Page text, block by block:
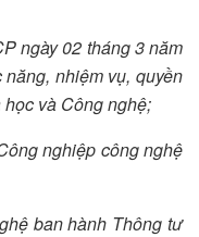
ngày 02 tháng 3 năm
nhiệm vụ, quyền
và Công nghệ;
nghiệp công nghệ
ban hành Thông tư